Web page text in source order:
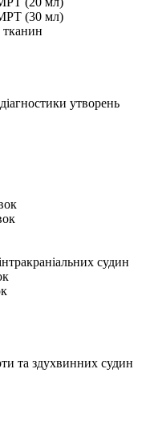
(30 мл)
тканин
утворень
судин
та здухвинних судин